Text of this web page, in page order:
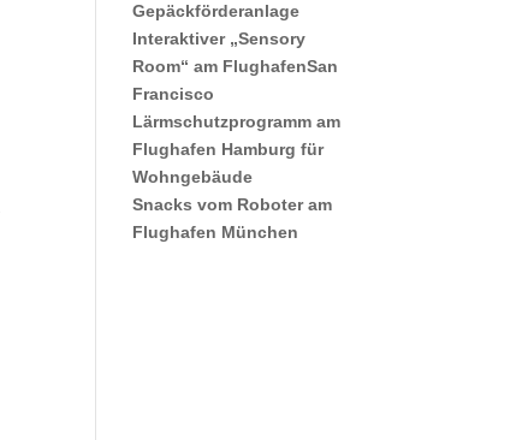
Gepäckförderanlage
Interaktiver „Sensory
Room“ am FlughafenSan
Francisco
Lärmschutzprogramm am
Flughafen Hamburg für
Wohngebäude
Snacks vom Roboter am
Flughafen München